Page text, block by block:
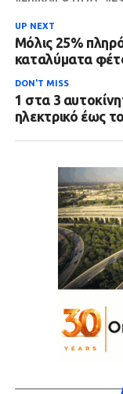
UP NEXT
Μόλις 25%
καταλύματα
DON'T MISS
1 στα 3
ηλεκτρικό έως